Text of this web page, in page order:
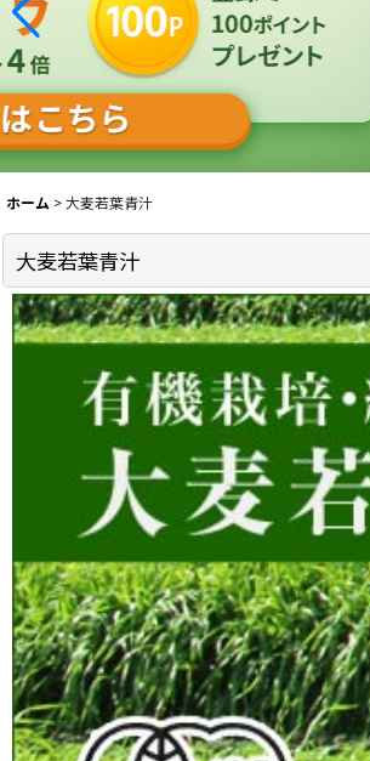
ホーム >大麦若葉青汁
大麦若葉青汁